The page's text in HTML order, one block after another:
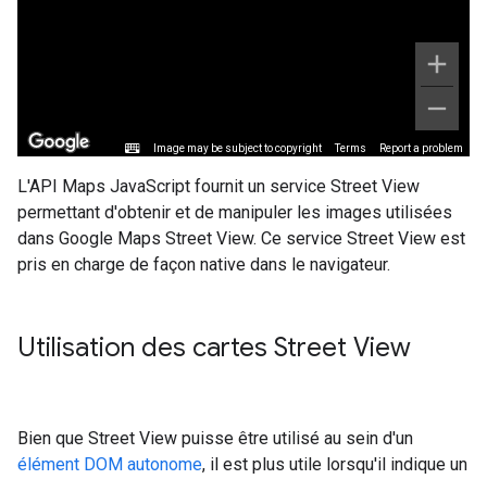
L'API Maps JavaScript fournit un service Street View
permettant d'obtenir et de manipuler les images utilisées
dans Google Maps Street View. Ce service Street View est
pris en charge de façon native dans le navigateur.
Utilisation des cartes Street View
Bien que Street View puisse être utilisé au sein d'un
élément DOM autonome, il est plus utile lorsqu'il indique un